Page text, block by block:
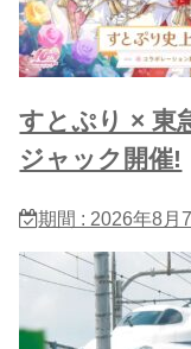
すとぷり × 東
ジャック開催!
期間 : 2026年8月